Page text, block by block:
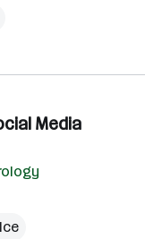
Media